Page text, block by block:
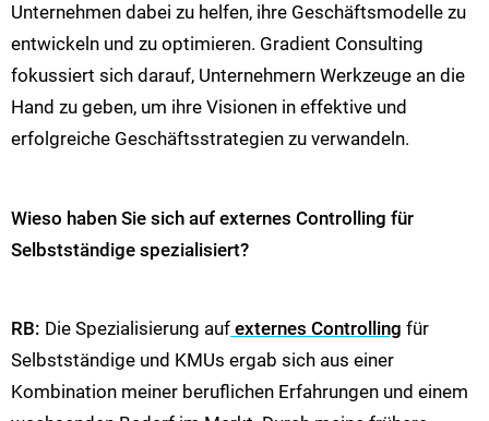
Unternehmen dabei zu helfen, ihre Geschäftsmodelle zu
entwickeln und zu optimieren. Gradient Consulting
fokussiert sich darauf, Unternehmern Werkzeuge an die
Hand zu geben, um ihre Visionen in effektive und
erfolgreiche Geschäftsstrategien zu verwandeln​​​​.
Wieso haben Sie sich auf externes Controlling für
Selbstständige spezialisiert?
RB: Die Spezialisierung auf externes Controlling für
Selbstständige und KMUs ergab sich aus einer
Kombination meiner beruflichen Erfahrungen und einem